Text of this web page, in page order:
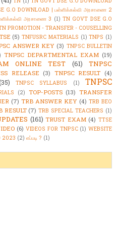
G.O DOWNLOAD | பள்ளிக்கல்வி அரசாணை 2
அரசாணை 3 (1) TN GOVT DSE G.O
PROMOTION - TRANSFER - COUSELLING
(5) TNFUSRC MATERIALS (1) TNPS (1)
ANSWER KEY (3) TNPSC BULLETIN
TNPSC DEPARTMENTAL EXAM (19)
ONLINE TEST (61)
TNPSC
RELEASE (3) TNPSC RESULT (4)
TNPSC SYLLABUS (1)
TNPSC
(2) TOP-POSTS (13) TRANSFER
(7) TRB ANSWER KEY (4) TRB BEO
RESULT (7) TRB SPECIAL TEACHERS (1)
(161) TRUST EXAM (4) TTSE
(6) VIDEOS FOR TNPSC (1) WEBSITE
2023 (2) எப்படி ? (1)